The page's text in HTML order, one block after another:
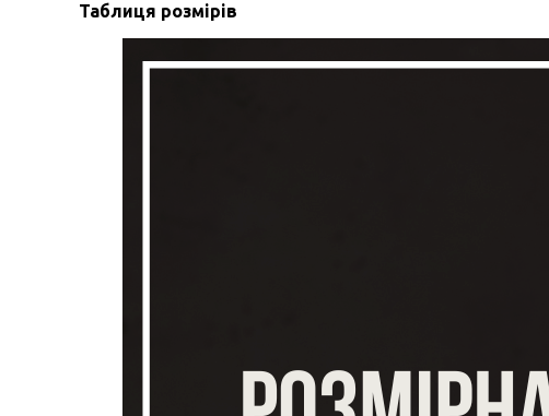
Таблиця розмірів